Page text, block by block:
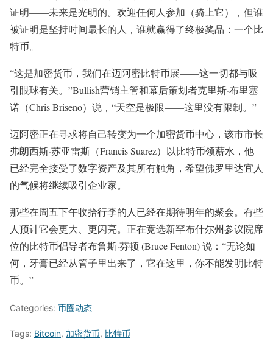
证明——未来是光明的。欢迎任何人参加（骑上它），但谁
被证明是坚持时间最长的人，谁就赢得了终极奖品：一个比
特币。
“这是加密货币，我们在迈阿密比特币展——这一切都与吸
引眼球有关。”Bullish营销主管和幕后策划者克里斯·布里塞
诺（Chris Briseno）说，“天空是极限——这里没有限制。”
迈阿密正在寻求将自己转变为一个加密货币中心，该市市长
弗朗西斯·苏亚雷斯（Francis Suarez）以比特币领薪水，他
已经完全接受了数字资产及其所有触角，希望佛罗里达宜人
的气候将继续吸引企业家。
那些在周五下午收拾行李的人已经在期待明年的聚会。有些
人预计它会更大、更闪亮。正在竞选新罕布什尔州参议院席
位的比特币倡导者布鲁斯·芬顿 (Bruce Fenton) 说：“无论如
何，牙膏已经从管子里出来了，它在这里，你不能发明比特
币。”
Categories: 币圈动态
Tags: Bitcoin, 加密货币, 比特币